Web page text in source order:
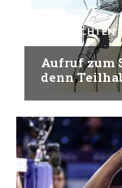
NACHRICHTEN
Aufruf zum
denn